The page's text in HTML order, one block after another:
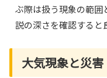
ぶ際は扱う現象の範囲
説の深さを確認すると
大気現象と災害